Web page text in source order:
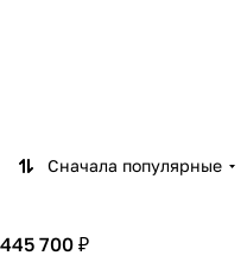
Сначала популярные
445 700 ₽